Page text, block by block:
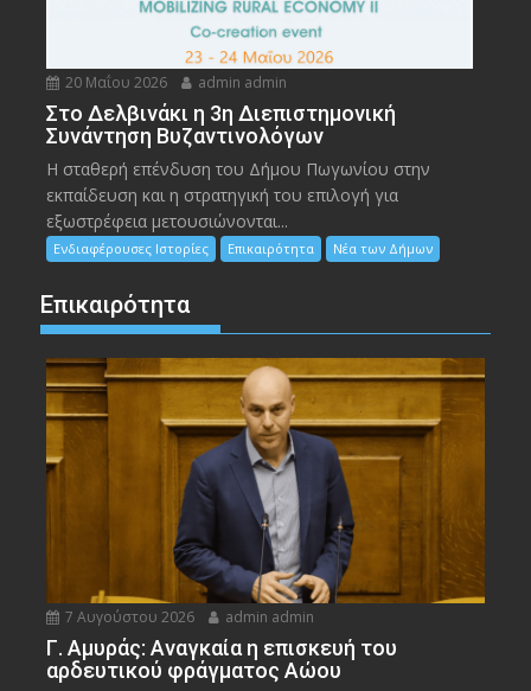
20 Μαΐου 2026 admin admin
Στο Δελβινάκι η 3η Διεπιστημονική
Συνάντηση Βυζαντινολόγων
Η σταθερή επένδυση του Δήμου Πωγωνίου στην
εκπαίδευση και η στρατηγική του επιλογή για
εξωστρέφεια μετουσιώνονται...
Ενδιαφέρουσες Ιστορίες Επικαιρότητα Νέα των Δήμων
Επικαιρότητα
7 Αυγούστου 2026 admin admin
Γ. Αμυράς: Αναγκαία η επισκευή του
αρδευτικού φράγματος Αώου